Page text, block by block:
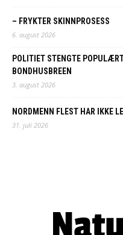
– FRYKTER SKINNPROSESS
6. august 2026
POLITIET STENGTE
BONDHUSBREEN
3. august 2026
NORDMENN FLEST HAR IKKE
31. juli 2026